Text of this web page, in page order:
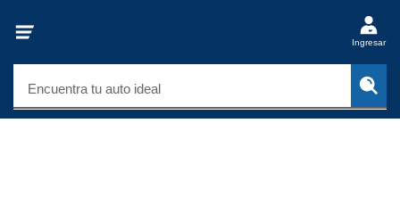
Ingresar
Encuentra tu auto ideal